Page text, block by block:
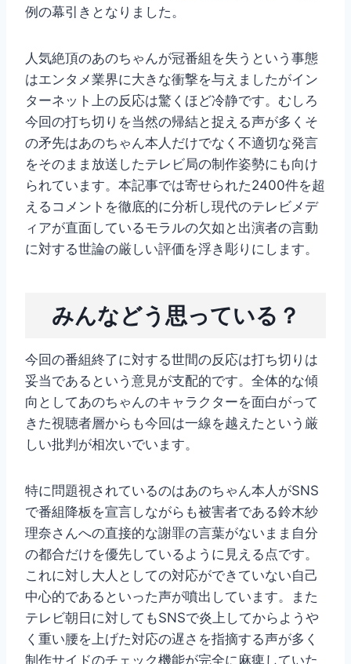
例の幕引きとなりました。
人気絶頂のあのちゃんが冠番組を失うという事態
はエンタメ業界に大きな衝撃を与えましたがイン
ターネット上の反応は驚くほど冷静です。むしろ
今回の打ち切りを当然の帰結と捉える声が多くそ
の矛先はあのちゃん本人だけでなく不適切な発言
をそのまま放送したテレビ局の制作姿勢にも向け
られています。本記事では寄せられた2400件を超
えるコメントを徹底的に分析し現代のテレビメデ
ィアが直面しているモラルの欠如と出演者の言動
に対する世論の厳しい評価を浮き彫りにします。
みんなどう思っている？
今回の番組終了に対する世間の反応は打ち切りは
妥当であるという意見が支配的です。全体的な傾
向としてあのちゃんのキャラクターを面白がって
きた視聴者層からも今回は一線を越えたという厳
しい批判が相次いでいます。
特に問題視されているのはあのちゃん本人がSNS
で番組降板を宣言しながらも被害者である鈴木紗
理奈さんへの直接的な謝罪の言葉がないまま自分
の都合だけを優先しているように見える点です。
これに対し大人としての対応ができていない自己
中心的であるといった声が噴出しています。また
テレビ朝日に対してもSNSで炎上してからようや
く重い腰を上げた対応の遅さを指摘する声が多く
制作サイドのチェック機能が完全に麻痺していた